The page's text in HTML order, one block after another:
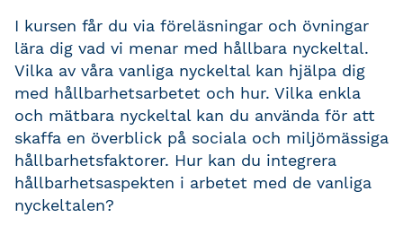
I kursen får du via föreläsningar och övningar
lära dig vad vi menar med hållbara nyckeltal.
Vilka av våra vanliga nyckeltal kan hjälpa dig
med hållbarhetsarbetet och hur. Vilka enkla
och mätbara nyckeltal kan du använda för att
skaffa en överblick på sociala och miljömässiga
hållbarhetsfaktorer. Hur kan du integrera
hållbarhetsaspekten i arbetet med de vanliga
nyckeltalen?